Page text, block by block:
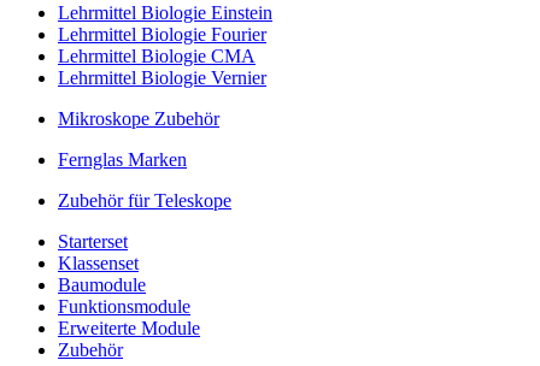
Lehrmittel Biologie Einstein
Lehrmittel Biologie Fourier
Lehrmittel Biologie CMA
Lehrmittel Biologie Vernier
Mikroskope Zubehör
Fernglas Marken
Zubehör für Teleskope
Starterset
Klassenset
Baumodule
Funktionsmodule
Erweiterte Module
Zubehör